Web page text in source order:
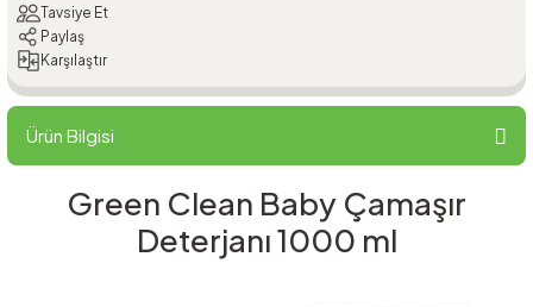
Tavsiye Et
Paylaş
Karşılaştır
Ürün Bilgisi
Green Clean Baby Çamaşır
Deterjanı 1000 ml